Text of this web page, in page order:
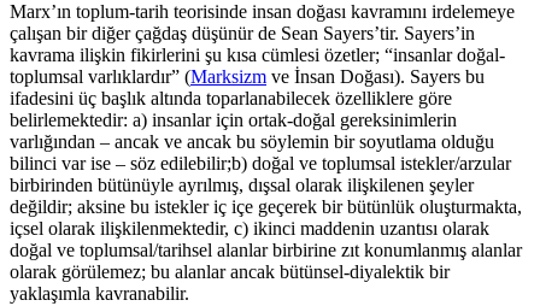
Marx’ın toplum-tarih teorisinde insan doğası kavramını irdelemeye
çalışan bir diğer çağdaş düşünür de Sean Sayers’tir. Sayers’in
kavrama ilişkin fikirlerini şu kısa cümlesi özetler; “insanlar doğal-
toplumsal varlıklardır” (Marksizm ve İnsan Doğası). Sayers bu
ifadesini üç başlık altında toparlanabilecek özelliklere göre
belirlemektedir: a) insanlar için ortak-doğal gereksinimlerin
varlığından – ancak ve ancak bu söylemin bir soyutlama olduğu
bilinci var ise – söz edilebilir;b) doğal ve toplumsal istekler/arzular
birbirinden bütünüyle ayrılmış, dışsal olarak ilişkilenen şeyler
değildir; aksine bu istekler iç içe geçerek bir bütünlük oluşturmakta,
içsel olarak ilişkilenmektedir, c) ikinci maddenin uzantısı olarak
doğal ve toplumsal/tarihsel alanlar birbirine zıt konumlanmış alanlar
olarak görülemez; bu alanlar ancak bütünsel-diyalektik bir
yaklaşımla kavranabilir.